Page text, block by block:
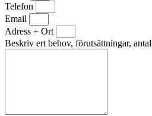
Telefon
Email
Adress + Ort
Beskriv ert behov, förutsättningar,